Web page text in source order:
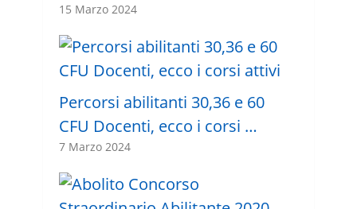
15 Marzo 2024
Percorsi abilitanti 30,36 e 60
CFU Docenti, ecco i corsi …
7 Marzo 2024